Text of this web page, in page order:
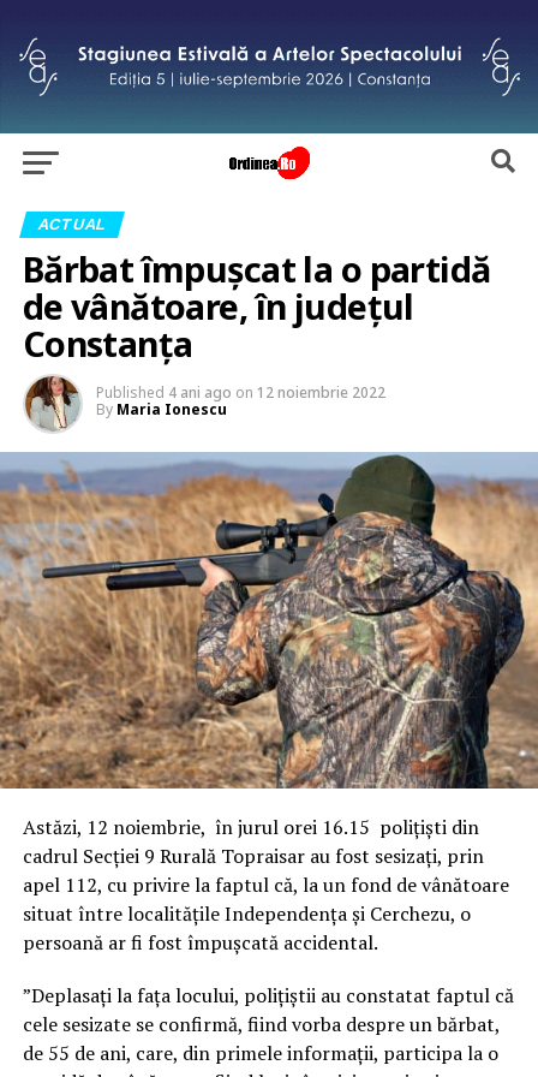
ACTUAL
Bărbat împușcat la o partidă
de vânătoare, în județul
Constanța
Published 4 ani ago on 12 noiembrie 2022
By Maria Ionescu
Astăzi, 12 noiembrie, în jurul orei 16.15 polițiști din
cadrul Secției 9 Rurală Topraisar au fost sesizați, prin
apel 112, cu privire la faptul că, la un fond de vânătoare
situat între localitățile Independența și Cerchezu, o
persoană ar fi fost împușcată accidental.
”Deplasați la fața locului, polițiștii au constatat faptul că
cele sesizate se confirmă, fiind vorba despre un bărbat,
de 55 de ani, care, din primele informații, participa la o